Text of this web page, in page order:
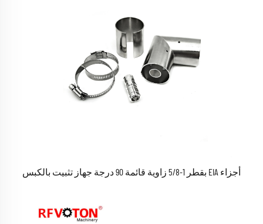
أجزاء EIA بقطر 1-5/8 زاوية قائمة 90 درجة جهاز تثبيت بالكبس